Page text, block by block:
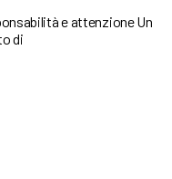
e attenzione Un
di